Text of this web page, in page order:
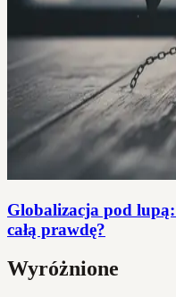
Globalizacja pod
całą prawdę?
Wyróżnione